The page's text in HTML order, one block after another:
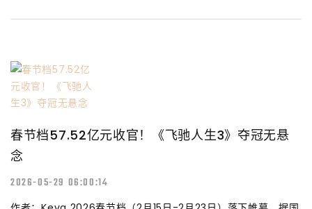
春节档57.52亿元收官！《飞驰人生3》夺冠无悬
念
2026-05-29 06:00:14